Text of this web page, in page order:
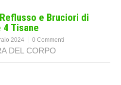
e Bruciori di
Tisane
2024 0 Commenti
DEL CORPO